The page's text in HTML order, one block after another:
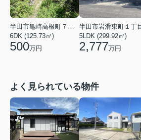
半田市亀崎高根町７丁目
6DK (125.73㎡)
500万円
半田市岩滑東町１丁
5LDK (299.92㎡)
2,777万円
よく見られている物件